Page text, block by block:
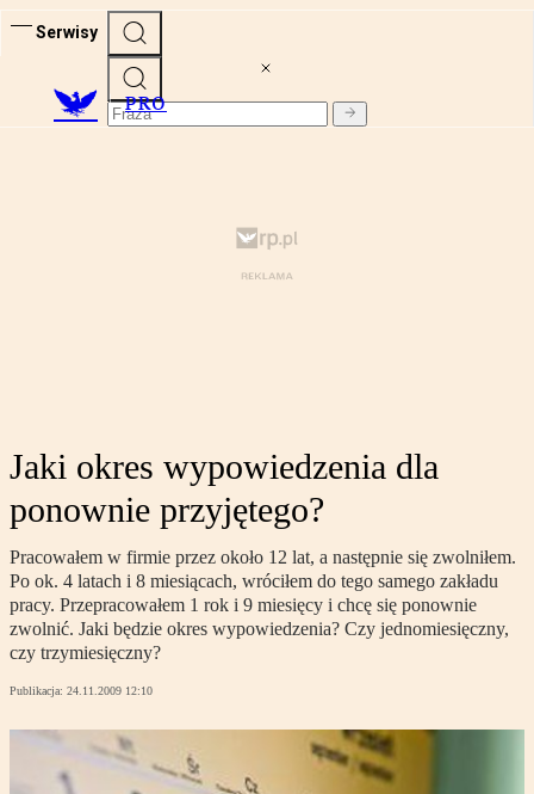
Serwisy
PRO
Jaki okres wypowiedzenia dla
ponownie przyjętego?
Pracowałem w firmie przez około 12 lat, a następnie się zwolniłem.
Po ok. 4 latach i 8 miesiącach, wróciłem do tego samego zakładu
pracy. Przepracowałem 1 rok i 9 miesięcy i chcę się ponownie
zwolnić. Jaki będzie okres wypowiedzenia? Czy jednomiesięczny,
czy trzymiesięczny?
Publikacja: 24.11.2009 12:10